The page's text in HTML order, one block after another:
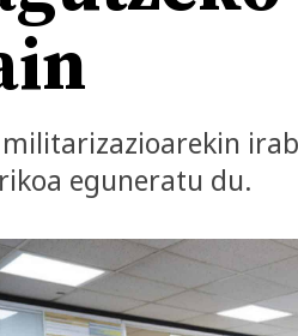
eguneratu du.